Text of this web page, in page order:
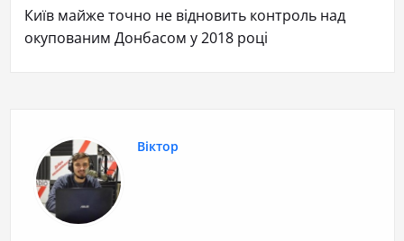
Київ майже точно не відновить контроль над
окупованим Донбасом у 2018 році
Віктор